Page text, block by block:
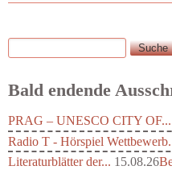
Suchformular
Suche
Bald endende
PRAG – UNESCO CITY OF...
Radio T - Hörspiel
Literaturblätter der... 15.08.26